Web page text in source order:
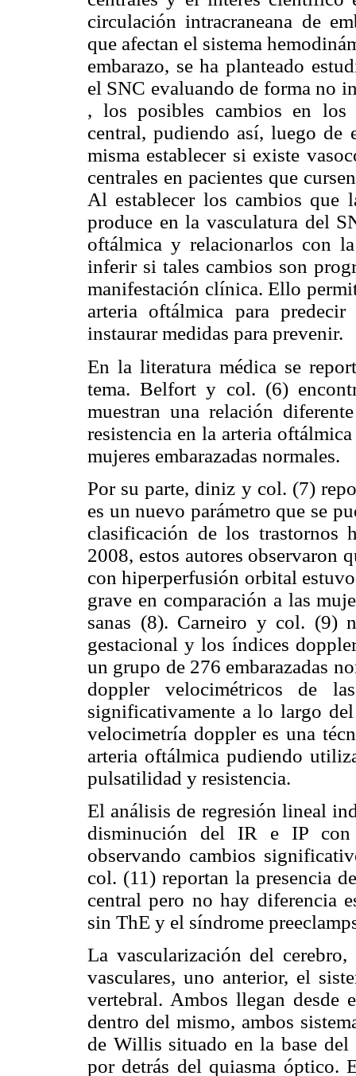
circulación intracraneana de
que afectan el sistema
embarazo, se ha planteado
el SNC evaluando de forma no
, los posibles cambios en los
central, pudiendo así, luego de
misma establecer si existe
centrales en pacientes que
Al establecer los cambios que
produce en la vasculatura del
oftálmica y relacionarlos con
inferir si tales cambios son
manifestación clínica. Ello
arteria oftálmica para
instaurar medidas para prevenir.
En la literatura médica se
tema. Belfort y col. (6)
muestran una relación
resistencia en la arteria
mujeres embarazadas normales.
Por su parte, diniz y col. (7)
es un nuevo parámetro que se
clasificación de los trastornos
2008, estos autores observaron
con hiperperfusión orbital
grave en comparación a las
sanas (8). Carneiro y col. (9)
gestacional y los índices
un grupo de 276 embarazadas
doppler velocimétricos de
significativamente a lo largo
velocimetría doppler es una
arteria oftálmica pudiendo
pulsatilidad y resistencia.
El análisis de regresión lineal
disminución del IR e IP con
observando cambios
col. (11) reportan la presencia
central pero no hay diferencia
sin ThE y el síndrome
La vascularización del
vasculares, uno anterior, el
vertebral. Ambos llegan desde
dentro del mismo, ambos
de Willis situado en la base
por detrás del quiasma óptico.